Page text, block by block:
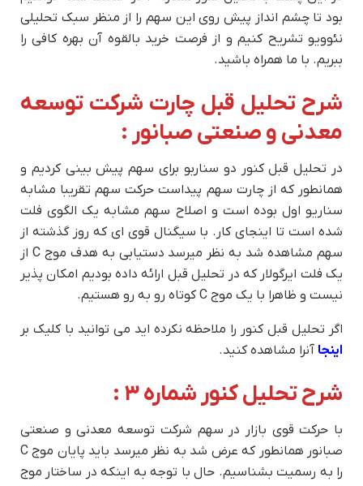
بود تا چشم انداز پیش روی این سهم را از منظر سبک تحلیلی
نئوویو تشریح کنیم و از فرصت خرید بالقوه آن بهره کافی را
ببریم. با ما همراه باشید.
شرح تحلیل قبل چارت شرکت توسعه
معدنی و صنعتی صبانور :
در تحلیل قبل کنور دو سناربو برای سهم پیش بینی کردیم و
همانطور که از چارت سهم پیداست حرکت سهم تقریبا مشابه
سناریو اول بوده است و اصلاح سهم مشابه یک الگوی فلت
شده است تا اینجای کار. با سیگنال قوی ای که روز گذشته از
سهم مشاهده شد به نظر میرسد دستیابی به هدف موج C از
یک فلت ایرگولار که در تحلیل قبل ارائه داده بودیم امکان پذیر
نیست و ظاهرا با یک موج C کوتاه رو به رو هستیم.
اگر تحلیل قبل کنور را ملاحظه نکرده اید می توانید با کلیک بر
اینجا آنرا مشاهده کنید.
شرح تحلیل کنور شماره ۳ :
با حرکت قوی بازار در سهم شرکت توسعه معدنی و صنعتی
صبانور همانطور که عرض شد به نظر میرسد باید پایان موج C
را به رسمیت بشناسیم. حال با توجه به اینکه در ساختار موج